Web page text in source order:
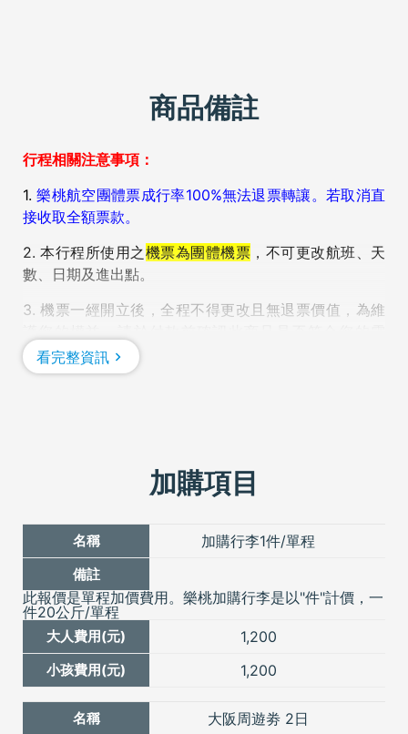
商品備註
行程相關注意事項：
1.樂桃航空團體票成行率100%無法退票轉讓。若取消直
接收取全額票款。
2. 本行程所使用之機票為團體機票 ，不可更改航班、天
數、日期及進出點。
3.機票一經開立後，全程不得更改且無退票價值， 為維
求，謝謝。
考: 加購項目區)， 請在開票前一併告知業務，一旦開票
未滿兩歲之嬰兒票價，不含行李，但可免費攜帶一台嬰
各航班嬰兒數量限制 & 訂位注意事項,因飛航考量及法規限制
，每航班可受理嬰兒數量上限為10名。
若遇滿房，則會推薦旅客改住同級飯店，若飯店價格
落差太大，會告之需補房差，敬請注意。
8. 航班時間僅供參考，實際飛行時間請依航空公司公告
為準，航空公司保留航班變更之權利。
看完整資訊
加購項目
加購行李1件/單程
此報價是單程加價費用。樂桃加購行李是以"件"計價，一
件20公斤/單程
1,200
1,200
大阪周遊劵 2日